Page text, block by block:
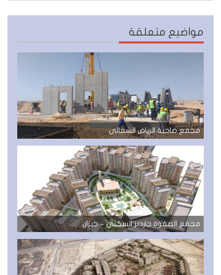
مواضيع متعلقة
مجمع ضاحية الرياض الشمالي
مجمع الصفوة جاردنز السكني – جيزان